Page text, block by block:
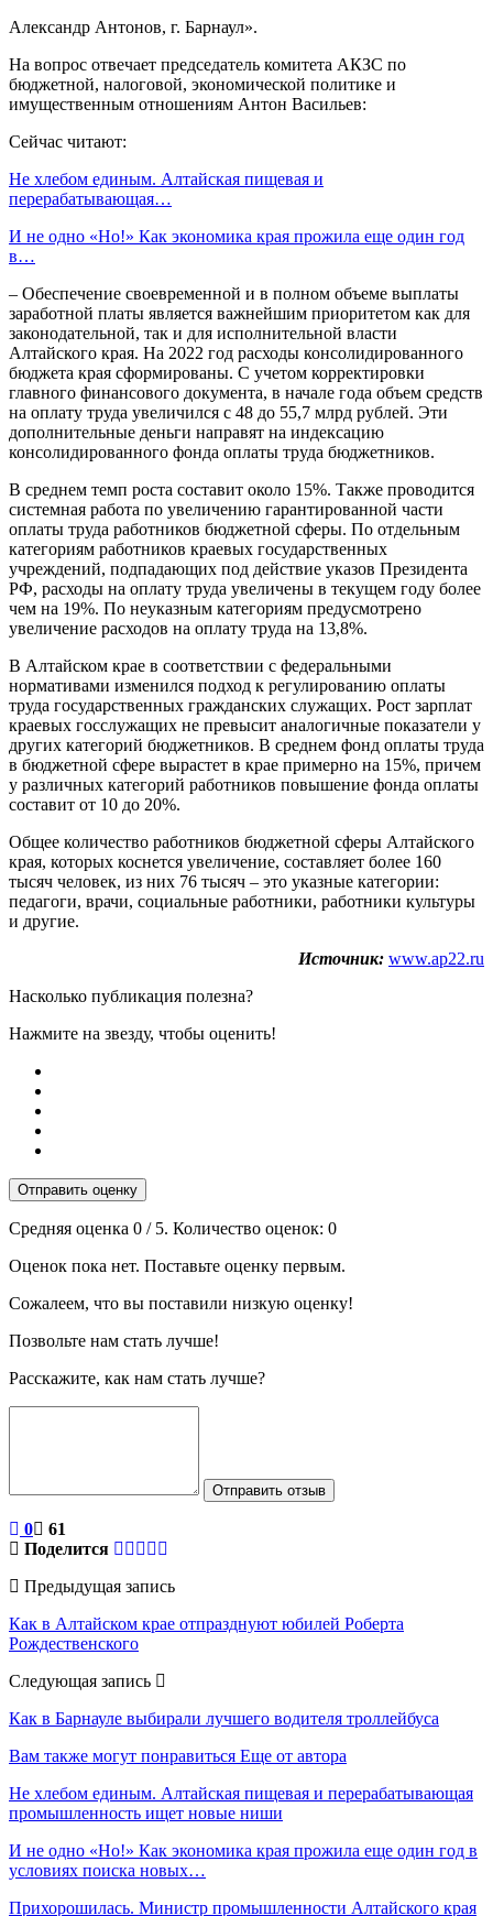
Александр Антонов, г. Барнаул».
На вопрос отвечает председатель комитета АКЗС по
бюджетной, налоговой, экономической политике и
имущественным отношениям Антон Васильев:
Сейчас читают:
Не хлебом единым. Алтайская пищевая и
перерабатывающая…
И не одно «Но!» Как экономика края прожила еще один год
в…
– Обеспечение своевременной и в полном объеме выплаты
заработной платы является важнейшим приоритетом как для
законодательной, так и для исполнительной власти
Алтайского края. На 2022 год расходы консолидированного
бюджета края сформированы. С учетом корректировки
главного финансового документа, в начале года объем средств
на оплату труда увеличился с 48 до 55,7 млрд рублей. Эти
дополнительные деньги направят на индексацию
консолидированного фонда оплаты труда бюджетников.
В среднем темп роста составит около 15%. Также проводится
системная работа по увеличению гарантированной части
оплаты труда работников бюджетной сферы. По отдельным
категориям работников краевых государственных
учреждений, подпадающих под действие указов Президента
РФ, расходы на оплату труда увеличены в текущем году более
чем на 19%. По неуказным категориям предусмотрено
увеличение расходов на оплату труда на 13,8%.
В Алтайском крае в соответствии с федеральными
нормативами изменился подход к регулированию оплаты
труда государственных гражданских служащих. Рост зарплат
краевых госслужащих не превысит аналогичные показатели у
других категорий бюджетников. В среднем фонд оплаты труда
в бюджетной сфере вырастет в крае примерно на 15%, причем
у различных категорий работников повышение фонда оплаты
составит от 10 до 20%.
Общее количество работников бюджетной сферы Алтайского
края, которых коснется увеличение, составляет более 160
тысяч человек, из них 76 тысяч – это указные категории:
педагоги, врачи, социальные работники, работники культуры
и другие.
Источник: www.ap22.ru
Насколько публикация полезна?
Нажмите на звезду, чтобы оценить!
Отправить оценку
Средняя оценка 0 / 5. Количество оценок: 0
Оценок пока нет. Поставьте оценку первым.
Сожалеем, что вы поставили низкую оценку!
Позвольте нам стать лучше!
Расскажите, как нам стать лучше?
Отправить отзыв
0
61
Поделится
Предыдущая запись
Как в Алтайском крае отпразднуют юбилей Роберта
Рождественского
Следующая запись
Как в Барнауле выбирали лучшего водителя троллейбуса
Вам также могут понравиться Еще от автора
Не хлебом единым. Алтайская пищевая и перерабатывающая
промышленность ищет новые ниши
И не одно «Но!» Как экономика края прожила еще один год в
условиях поиска новых…
Прихорошилась. Министр промышленности Алтайского края